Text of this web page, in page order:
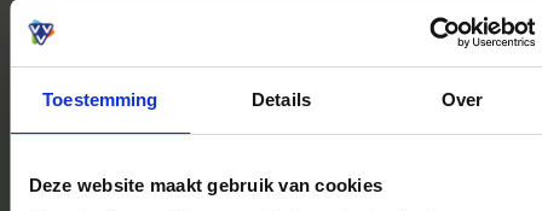
Toestemming Details Over
Deze website maakt gebruik van cookies
Siebel Juweliers Den Bosch
Markt 19
5211JV 's-Hertogenbosch